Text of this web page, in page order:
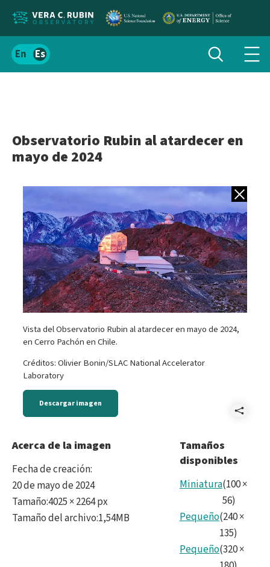
Localizar
el
Español
Alternar
búsqueda
Observatorio Rubin al atardecer en
mayo de 2024
Volver a
Vista del Observatorio Rubin al atardecer en mayo de 2024,
en Cerro Pachón en Chile.
Créditos: Olivier Bonin/SLAC National Accelerator
Laboratory
Descargar imagen
Acerca de la imagen
Fecha de creación:
20 de mayo de 2024
Tamaño:4025 × 2264 px
Tamaño del archivo:1,54MB
Tamaños
disponibles
Miniatura(100×
56)
Pequeño(240×
135)
Pequeño(320×